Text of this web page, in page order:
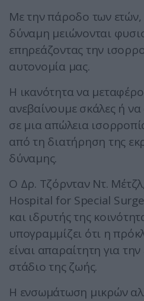
Με την πάροδο των
δύναμη μειώνονται
επηρεάζοντας την
αυτονομία μας.
Η ικανότητα να
ανεβαίνουμε σκάλες ή
σε μια απώλεια
από τη διατήρηση της
δύναμης.
Ο Δρ. Τζόρνταν Ντ.
Hospital for Special
και ιδρυτής της
υπογραμμίζει ότι η
είναι απαραίτητη για
στάδιο της ζωής.
Η ενσωμάτωση μικρών